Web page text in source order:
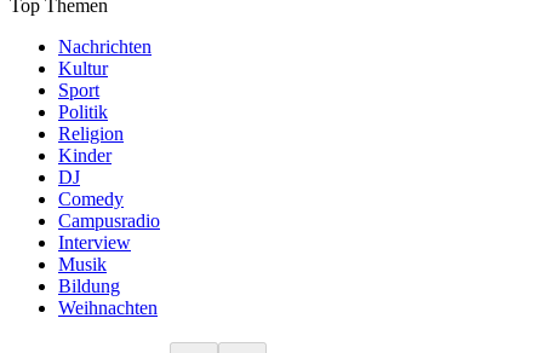
Top Themen
Nachrichten
Kultur
Sport
Politik
Religion
Kinder
DJ
Comedy
Campusradio
Interview
Musik
Bildung
Weihnachten